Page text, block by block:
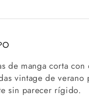
de manga corta con
vintage de verano
sin parecer rígido.